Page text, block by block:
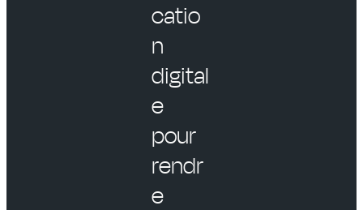
catio
n
digital
e
pour
rendr
e